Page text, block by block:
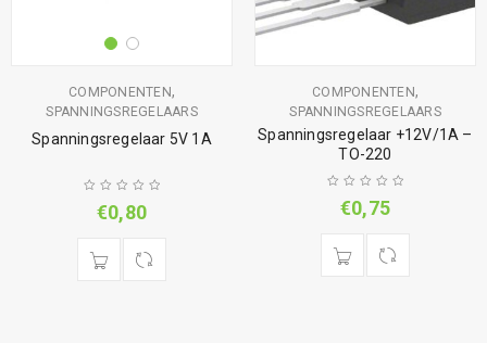
COMPONENTEN,
SPANNINGSREGELAARS
Spanningsregelaar 5V 1A
€0,80
COMPONENTEN,
SPANNINGSREGELAARS
Spanningsregelaar +12V/1A –
TO-220
€0,75